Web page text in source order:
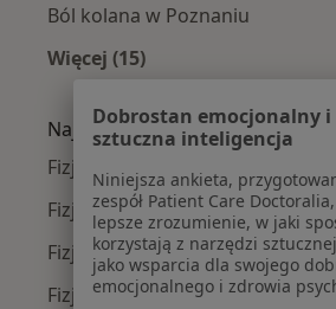
Ból kolana w Poznaniu
Więcej (15)
Najpopularniejsze ubezpieczenia
Fizjoterapeuci z Allianz w
Fizjoterapeuci z PZU Zdrowie w
Fizjoterapeuci z Enel-med w
Fizjoterapeuci z TELEMEDI w
Dobrostan emocjonalny i
sztuczna inteligencja
Niniejsza ankieta,
zespół Patient Care
lepsze zrozumienie, w jaki
korzystają z narzędzi
jako wsparcia dla swojego
emocjonalnego i zdrowia